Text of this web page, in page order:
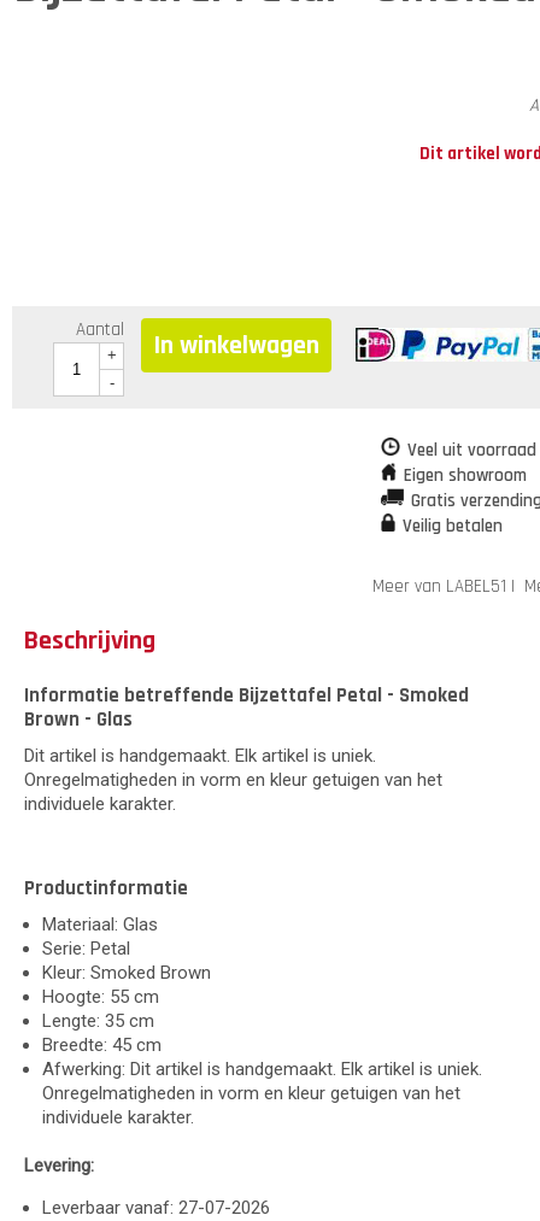
Dit artikel
Aantal
+
-
In winkelwagen
Veel uit
Eigen showroom
Gratis
Veilig betalen
Meer van LABEL51 |
Beschrijving
Informatie betreffende Bijzettafel Petal - Smoked
Brown - Glas
Dit artikel is handgemaakt. Elk artikel is uniek.
Onregelmatigheden in vorm en kleur getuigen van het
individuele karakter.
Productinformatie
Materiaal: Glas
Serie: Petal
Kleur: Smoked Brown
Hoogte: 55 cm
Lengte: 35 cm
Breedte: 45 cm
Afwerking: Dit artikel is handgemaakt. Elk artikel is uniek.
Onregelmatigheden in vorm en kleur getuigen van het
individuele karakter.
Levering:
Leverbaar vanaf: 27-07-2026